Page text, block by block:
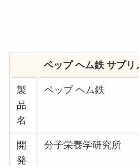
ペップ ヘム鉄 サプリ
製
品
名
ペップ ヘム鉄
開
発
分子栄養学研究所